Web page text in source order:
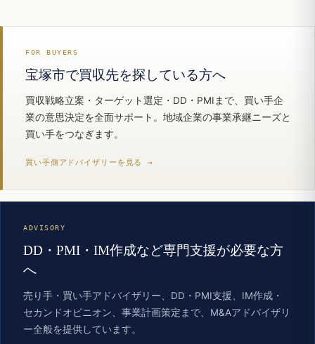
FOR BUYERS
宝塚市で買収先を探している方へ
買収戦略立案・ターゲット選定・DD・PMIまで、買い手企
業の意思決定を全面サポート。地域企業の事業承継ニーズと
買い手をつなぎます。
買い手側アドバイザリーを見る →
ADVISORY
DD・PMI・IM作成など専門支援が必要な方
へ
売り手・買い手アドバイザリー、DD・PMI支援、IM作成・
セカンドオピニオン、事業計画策定まで、M&Aアドバイザリ
ー全般を提供しています。